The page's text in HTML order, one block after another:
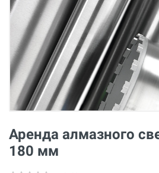
Аренда алмазного
180 мм